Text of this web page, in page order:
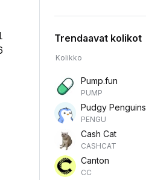
Trendaavat kolikot
Kolikko
Pump.fun
PUMP
Pudgy Penguins
PENGU
Cash Cat
CASHCAT
Canton
CC